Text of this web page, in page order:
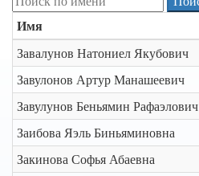
Имя
Завалунов Натониел Якубович
Завулонов Артур Манашеевич
Завулунов Беньямин Рафаэлович
Заибова Яэль Биньяминовна
Закинова Софья Абаевна